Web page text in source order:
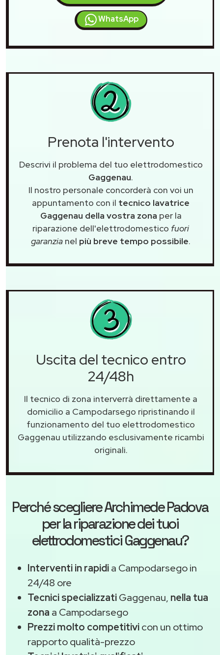
WhatsApp
Prenota l'intervento
Descrivi il problema del tuo elettrodomestico
Gaggenau.
Il nostro personale concorderà con voi un
appuntamento con il tecnico lavatrice
Gaggenau della vostra zona per la
riparazione dell'elettrodomestico fuori
garanzia nel più breve tempo possibile.
Uscita del tecnico entro
24/48h
Il tecnico di zona interverrà direttamente a
domicilio a Campodarsego ripristinando il
funzionamento del tuo elettrodomestico
Gaggenau utilizzando esclusivamente ricambi
originali.
Perché scegliereArchimede Padova
per la riparazione dei tuoi
elettrodomestici Gaggenau?
Interventi in rapidia Campodarsego in
24/48 ore
Tecnici specializzatiGaggenau, nella tua
zona a Campodarsego
Prezzi molto competitivicon un ottimo
rapporto qualità-prezzo